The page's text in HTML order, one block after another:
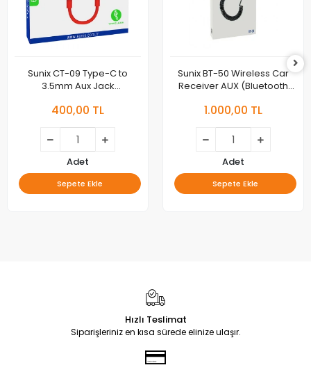
Sunix CT-09 Type-C to
3.5mm Aux Jack
400,00 TL
Adet
Sepete Ekle
Sunix BT-50 Wireless Car
Receiver AUX (Bluetooth
1.000,00 TL
Adet
Sepete Ekle
Hızlı Teslimat
Siparişleriniz en kısa sürede elinize ulaşır.